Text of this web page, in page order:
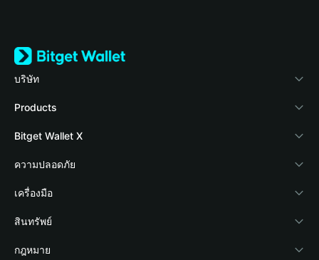
บริษัท
เกี่ยวกับ Bitget Wallet
Blog
Academy
ข่าวสารด้านคริปโต
ศูนย์ช่วยเหลือ
ติดต่อเรา
Products
Crypto Card
Stablecoin Earn
Payfi Crypto
Crypto Swap API
Altcoin Season Index
Bitget Wallet X
นักพัฒนา
เชื่อมต่อ Wallet
Bitget Wallet Pay
ลิสต์โปรเจกต์
ความปลอดภัย
Protection Fund
เทคโนโลยีความปลอดภัย
เครื่องมือ
ซื้อคริปโต
การตรวจจับการอนุญาต
สินทรัพย์
Arbitrum
กฎหมาย